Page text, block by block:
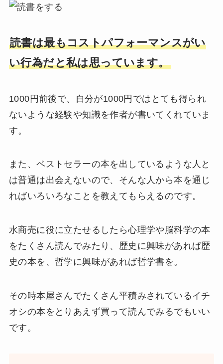
読書は最もコストパフォーマンスがい
い行為だと私は思っています。
1000円前後で、自分が1000円ではとても得られ
ないような経験や知識を作者が書いてくれていま
す。
また、ベストセラーの本を出しているような人と
は普通は出会えないので、そんな人から本を通じ
ればいろいろなことを教えてもらえるのです。
水商売に役に立たせるしたら心理学や脳科学の本
をたくさん読んでみたり、歴史に興味があれば歴
史の本を、哲学に興味があれば哲学書を。
その時本屋さんでたくさん平積みされているイチ
オシの本をとりあえず買って読んでみるでもいい
です。